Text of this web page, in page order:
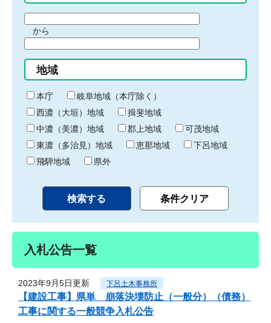
間
始
り
から
間
終
わ
り
地域
本庁
岐阜地域（本庁除く）
西濃（大垣）地域
揖斐地域
中濃（美濃）地域
郡上地域
可茂地域
東濃（多治見）地域
恵那地域
下呂地域
飛騨地域
県外
入札公告一覧
2023年9月5日更新 下呂土木事務所
【建設工事】県単 崩落決壊防止（一般分）（債務）
工事に関する一般競争入札公告